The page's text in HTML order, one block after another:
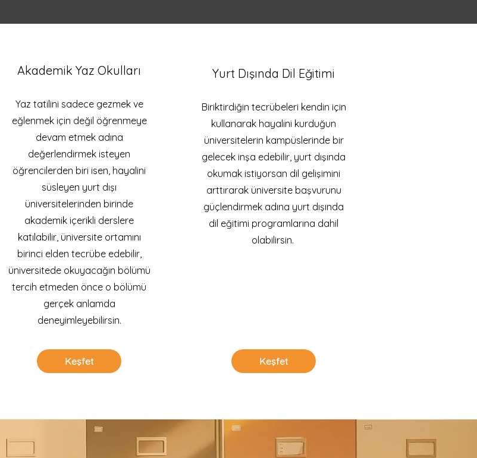
Akademik Yaz Okulları
Yaz tatilini sadece gezmek ve
eğlenmek için değil öğrenmeye
devam etmek adına
değerlendirmek isteyen
öğrencilerden biri isen, hayalini
süsleyen yurt dışı
üniversitelerinden birinde
akademik içerikli derslere
katılabilir, üniversite ortamını
birinci elden tecrübe edebilir,
üniversitede okuyacağın bölümü
tercih etmeden önce o bölümü
gerçek anlamda
deneyimleyebilirsin.
Keşfet
Yurt Dışında Dil Eğitimi
Biriktirdiğin tecrübeleri kendin için
kullanarak hayalini kurduğun
üniversitelerin kampüslerinde bir
gelecek inşa edebilir, yurt dışında
okumak istiyorsan dil gelişimini
arttırarak üniversite başvurunu
güçlendirmek adına yurt dışında
dil eğitimi programlarına dahil
olabilirsin.
Keşfet